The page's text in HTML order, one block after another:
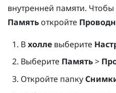
внутренней памяти. Чтобы
Памятьоткройте
Вхоллевыберите
Выберите Память>
Откройте папку